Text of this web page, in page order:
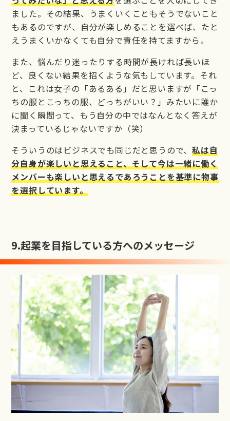
ました。その結果、うまくいくこともそうでないこと
もあるのですが、自分が楽しめることを選べば、たと
えうまくいかなくても自分で責任を持てますから。
また、悩んだり迷ったりする時間が長ければ長いほ
ど、良くない結果を招くような気もしています。それ
と、これは女子の「あるある」だと思いますが「こっ
ちの服とこっちの服、どっちがいい？」みたいに誰か
に聞く瞬間って、もう自分の中ではなんとなく答えが
決まっているじゃないですか（笑）
そういうのはビジネスでも同じだと思うので、私は自
分自身が楽しいと思えること、そして今は一緒に働く
メンバーも楽しいと思えるであろうことを基準に物事
を選択しています。
9.起業を目指している方へのメッセージ